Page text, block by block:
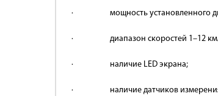
· мощность установленного
· диапазон скоростей 1–12
· наличие LED экрана;
· наличие датчиков измерения